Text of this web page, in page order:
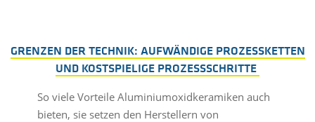
GRENZEN DER TECHNIK: AUFWÄNDIGE PROZESSKETTEN
UND KOSTSPIELIGE PROZESSSCHRITTE
So viele Vorteile Aluminiumoxidkeramiken auch
bieten, sie setzen den Herstellern von